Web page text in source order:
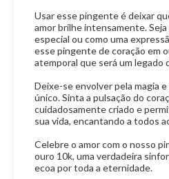
Usar esse pingente é deixar
amor brilhe intensamente.
especial ou como uma
esse pingente de coração em
atemporal que será um legado
Deixe-se envolver pela magia
único. Sinta a pulsação do
cuidadosamente criado e
sua vida, encantando a todos
Celebre o amor com o nosso
ouro 10k, uma verdadeira
ecoa por toda a eternidade.